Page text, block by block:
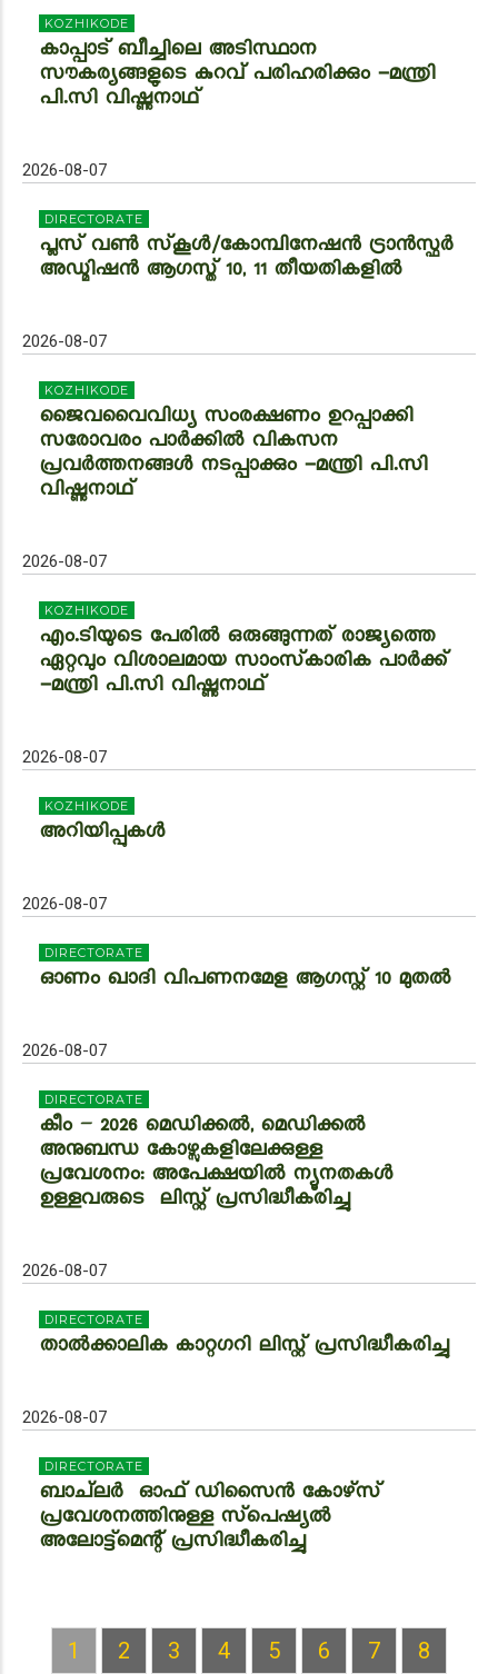
KOZHIKODE
കാപ്പാട് ബീച്ചിലെ അടിസ്ഥാന
സൗകര്യങ്ങളുടെ കുറവ് പരിഹരിക്കും -മന്ത്രി
പി.സി വിഷ്ണുനാഥ്
2026-08-07
DIRECTORATE
പ്ലസ് വൺ സ്‌കൂൾ/കോമ്പിനേഷൻ ട്രാൻസ്ഫർ
അഡ്മിഷൻ ആഗസ്ത് 10, 11 തീയതികളിൽ
2026-08-07
KOZHIKODE
ജൈവവൈവിധ്യ സംരക്ഷണം ഉറപ്പാക്കി
സരോവരം പാര്‍ക്കില്‍ വികസന
പ്രവര്‍ത്തനങ്ങള്‍ നടപ്പാക്കും -മന്ത്രി പി.സി
വിഷ്ണുനാഥ്
2026-08-07
KOZHIKODE
എം.ടിയുടെ പേരില്‍ ഒരുങ്ങുന്നത് രാജ്യത്തെ
ഏറ്റവും വിശാലമായ സാംസ്‌കാരിക പാര്‍ക്ക്
-മന്ത്രി പി.സി വിഷ്ണുനാഥ്
2026-08-07
KOZHIKODE
അറിയിപ്പുകള്‍
2026-08-07
DIRECTORATE
ഓണം ഖാദി വിപണനമേള ആഗസ്റ്റ് 10 മുതൽ
2026-08-07
DIRECTORATE
കീം – 2026 മെഡിക്കൽ, മെഡിക്കൽ
അനുബന്ധ കോഴ്സുകളിലേക്കുള്ള
പ്രവേശനം: അപേക്ഷയിൽ ന്യൂനതകൾ
ഉള്ളവരുടെ ലിസ്റ്റ് പ്രസിദ്ധീകരിച്ചു
2026-08-07
DIRECTORATE
താൽക്കാലിക കാറ്റഗറി ലിസ്റ്റ് പ്രസിദ്ധീകരിച്ചു
2026-08-07
DIRECTORATE
ബാച്‌ലർ ഓഫ് ഡിസൈൻ കോഴ്‌സ്
പ്രവേശനത്തിനുള്ള സ്‌പെഷ്യൽ
അലോട്ട്മെന്റ് പ്രസിദ്ധീകരിച്ചു
PAGINATION
Current
1 Page
2 Page
3 Page
4 Page
5 Page
6 Page
7 Page
8